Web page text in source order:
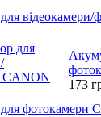
173
фотокамери